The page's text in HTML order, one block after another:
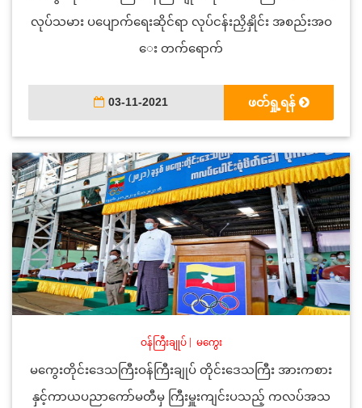
လုပ်သမား ပပျောက်ရေးဆိုင်ရာ လုပ်ငန်းညှိနှိုင်း အစည်းအဝ
ေး တက်ရောက်
03-11-2021 ဖတ်ရှု့ရန်
ဝန်ကြီးချုပ်| မကွေး
မကွေးတိုင်းဒေသကြီးဝန်ကြီးချုပ် တိုင်းဒေသကြီး အားကစား
နှင့်ကာယပညာကော်မတီမှ ကြီးမှူးကျင်းပသည့် ကလပ်အသ